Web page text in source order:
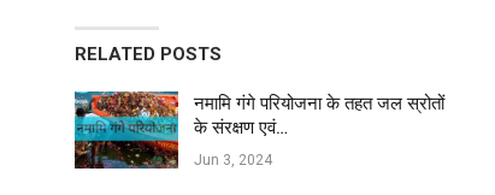
RELATED POSTS
नमामि गंगे परियोजना के तहत जल स्रोतों
के संरक्षण एवं…
Jun 3, 2024